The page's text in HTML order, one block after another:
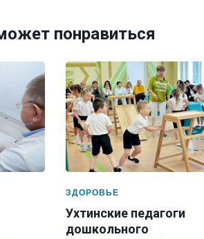
понравиться
ЗДОРОВЬЕ
Ухтинские педагоги
дошкольного